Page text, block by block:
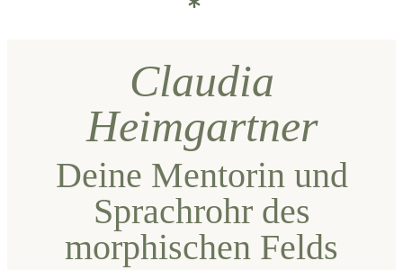
Claudia
Heimgartner
Deine Mentorin und
Sprachrohr des
morphischen Felds